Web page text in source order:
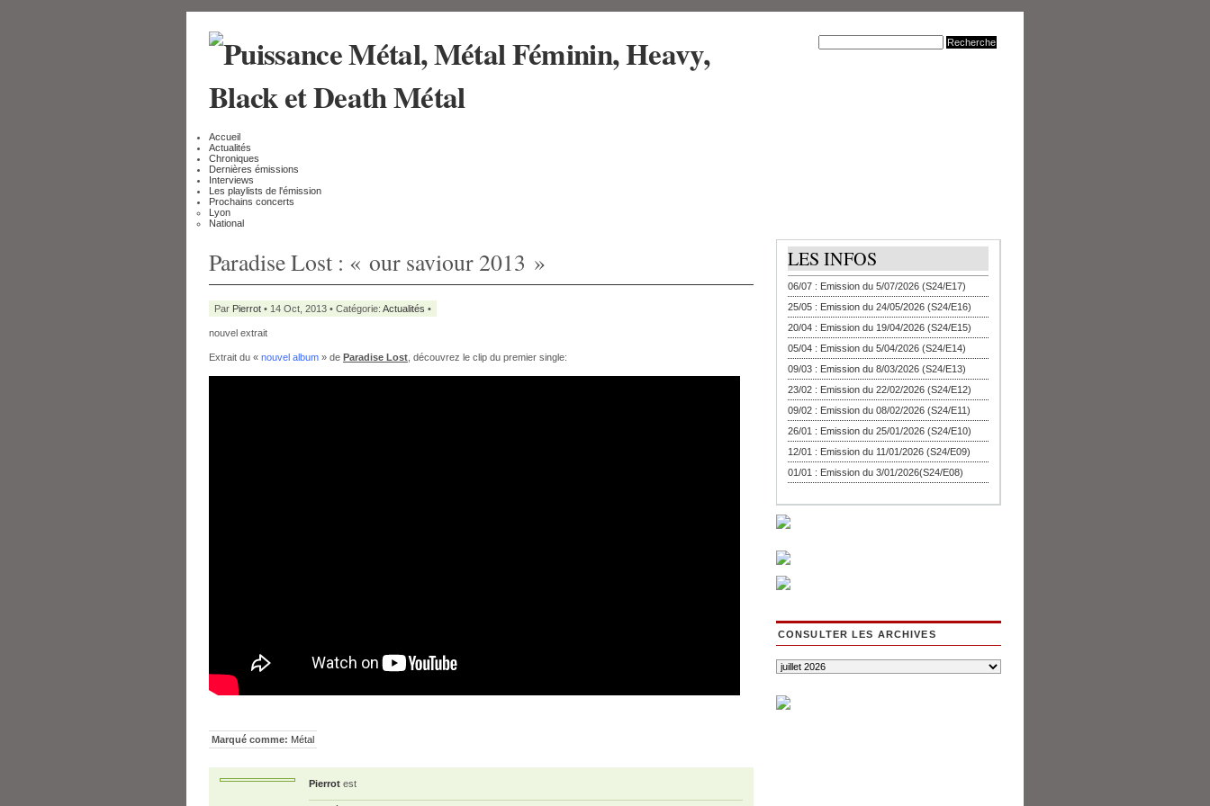
Accueil
Actualités
Chroniques
Dernières émissions
Interviews
Les playlists de l'émission
Prochains concerts
Lyon
National
Paradise Lost : « our saviour 2013 »
Par Pierrot • 14 Oct, 2013 • Catégorie: Actualités •
nouvel extrait
Extrait du « nouvel album » de Paradise Lost , découvrez le clip du premier single:
Marqué comme: Métal
Pierrot est
LES INFOS
06/07 : Emission du 5/07/2026 (S24/E17)
25/05 : Emission du 24/05/2026 (S24/E16)
20/04 : Emission du 19/04/2026 (S24/E15)
05/04 : Emission du 5/04/2026 (S24/E14)
09/03 : Emission du 8/03/2026 (S24/E13)
23/02 : Emission du 22/02/2026 (S24/E12)
09/02 : Emission du 08/02/2026 (S24/E11)
26/01 : Emission du 25/01/2026 (S24/E10)
12/01 : Emission du 11/01/2026 (S24/E09)
01/01 : Emission du 3/01/2026(S24/E08)
CONSULTER LES ARCHIVES